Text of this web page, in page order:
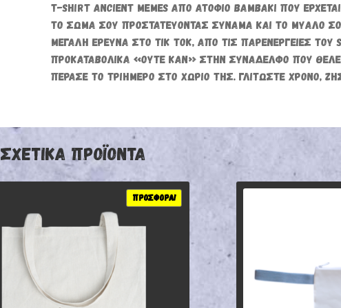
T-SHIRT ANCIENT MEMES ΑΠΌ ΑΤΌΦΙΟ ΒΑΜΒΆΚΙ ΠΟΥ
ΤΟ ΣΏΜΑ ΣΟΥ ΠΡΟΣΤΑΤΕΎΟΝΤΑΣ ΣΥΝΆΜΑ ΚΑΙ ΤΟ ΜΥΑΛΌ
ΜΕΓΆΛΗ ΈΡΕΥΝΑ ΣΤΟ ΤΙΚ ΤΟΚ, ΑΠΌ ΤΙΣ ΠΑΡΕΝΈΡΓΕΙΕΣ ΤΟΥ
ΠΡΟΚΑΤΑΒΟΛΙΚΆ «ΟΎΤΕ ΚΑΝ» ΣΤΗΝ ΣΥΝΆΔΕΛΦΟ ΠΟΥ
ΠΈΡΑΣΕ ΤΟ ΤΡΙΉΜΕΡΟ ΣΤΟ ΧΩΡΙΌ ΤΗΣ. ΓΛΙΤΏΣΤΕ ΧΡΌΝΟ,
ΣΧΕΤΙΚΆ ΠΡΟΪΌΝΤΑ
ΠΡΟΣΦΟΡΆ!